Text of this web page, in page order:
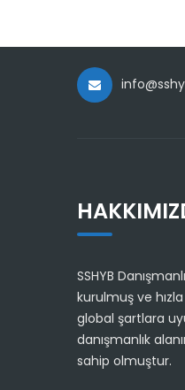
SSHYB
kurulmuş ve
global şartlara
danışmanlık
sahip olmuştur.